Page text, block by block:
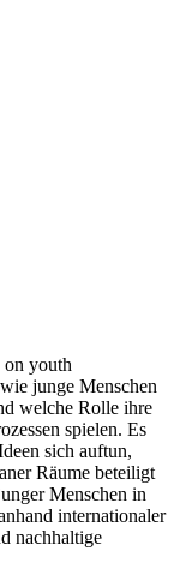
youth
junge Menschen
welche Rolle ihre
spielen. Es
sich auftun,
Räume beteiligt
Menschen in
internationaler
nachhaltige